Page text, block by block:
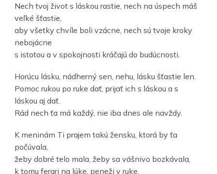
Nech tvoj život s láskou rastie, nech na úspech máš
veľké šťastie,
aby všetky chvíle boli vzácne, nech sú tvoje kroky
nebojácne
s istotou a v spokojnosti kráčajú do budúcnosti.
Horúcu lásku, nádherný sen, nehu, lásku šťastie len.
Pomoc rukou po ruke dať, prijať ich s láskou a s
láskou aj dať.
Rád nech ťa má každý, nie iba dnes ale navždy.
K meninám Ti prajem takú žensku, ktorá by ťa
počúvala,
žeby dobré telo mala, žeby sa vášnivo bozkávala,
k tomu ferari na lúke, peneži v ruke.